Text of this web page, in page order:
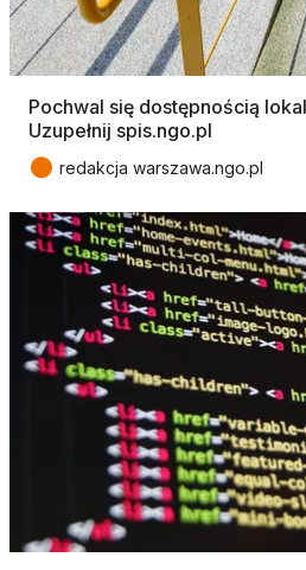
Pochwal się dostępnością
Uzupełnij spis.ngo.pl
● redakcja warszawa.ngo.pl